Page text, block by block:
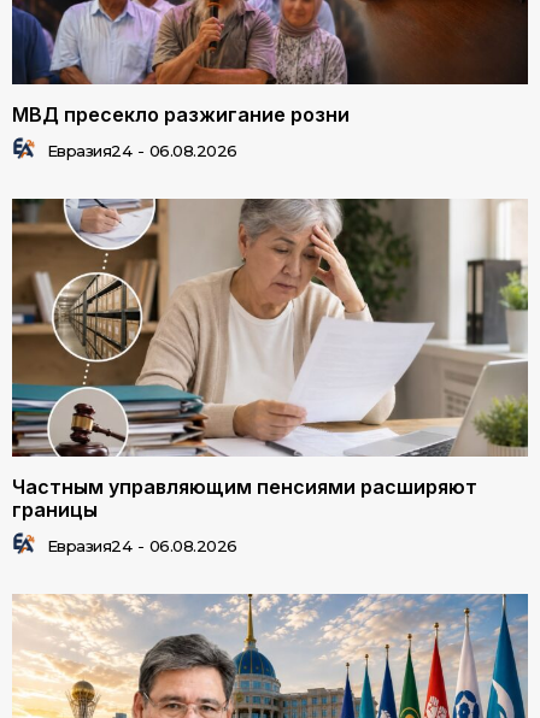
МВД пресекло разжигание розни
Евразия24 - 06.08.2026
Частным управляющим пенсиями расширяют
границы
Евразия24 - 06.08.2026